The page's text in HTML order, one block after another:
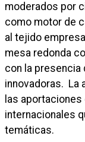
moderados por
como motor de
al tejido
mesa redonda
con la
innovadoras. La
las
internacionales
temáticas.